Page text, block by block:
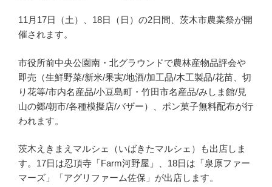
11月17日（土）、18日（日）の2日間、茨木市農業祭が開
催されます。
市役所前中央公園南・北グラウンドで農林産物品評会や
即売（生鮮野菜/新米/果実/地酒/加工品/木工製品/花苗、切
り花等/市内名産品/小豆島町・竹田市名産品/みしま館/見
山の郷/朝市/各種模擬店/バザー）、ポン菓子無料配布が行
われます。
茨木えきまえマルシェ（いばきたマルシェ）も出店しま
す。17日は忍頂寺「Farm河野屋」、18日は「泉原ファー
マーズ」「アグリファーム佐保」が出店します。